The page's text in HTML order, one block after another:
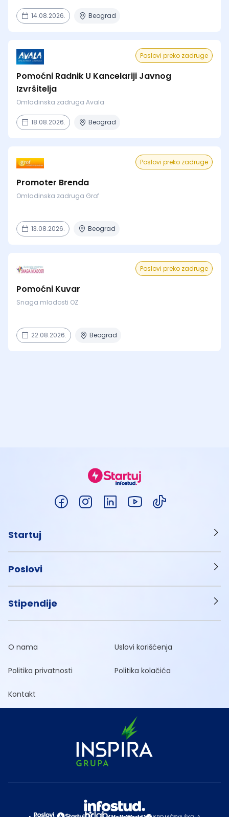
14.08.2026. Beograd
Poslovi preko zadruge
Pomoćni Radnik U Kancelariji Javnog
Izvršitelja
Omladinska zadruga Avala
18.08.2026. Beograd
Poslovi preko zadruge
Promoter Brenda
Omladinska zadruga Grof
13.08.2026. Beograd
Poslovi preko zadruge
Pomoćni Kuvar
Snaga mladosti OZ
22.08.2026. Beograd
Startuj
Poslovi
Stipendije
O nama Uslovi korišćenja
Politika privatnosti Politika kolačića
Kontakt